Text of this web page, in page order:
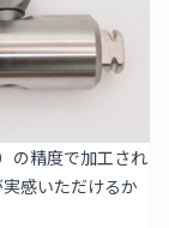
精度で加工され
感いただけるか